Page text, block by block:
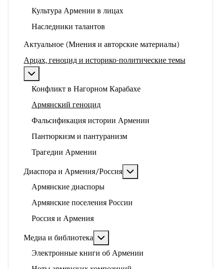
Культура Армении в лицах
Наследники талантов
Актуальное (Мнения и авторские материалы)
Арцах, геноцид и историко-политические темы
Конфликт в Нагорном Карабахе
Армянский геноцид
Фальсификация истории Армении
Пантюркизм и пантуранизм
Трагедии Армении
Диаспора и Армения/Россия
Армянские диаспоры
Армянские поселения России
Россия и Армения
Медиа и библиотека
Электронные книги об Армении